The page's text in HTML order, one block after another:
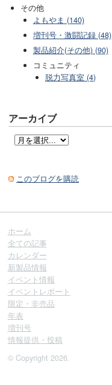
その他
よもやま (140)
増刊号・激闘記録 (48)
製品紹介(その他) (90)
コミュニティ
脱力写真室 (4)
アーカイブ
このブログを購読
ホーム
全ての記事
カレンダー
新製品情報
イベント情報
イベントレポート
限定・非売品
年表
増刊号
情報提供・投稿
© Copyright 2026.